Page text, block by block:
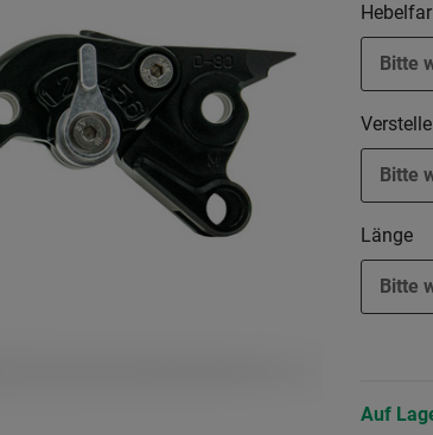
Bitte
Bitte
Länge
Bitte
Auf